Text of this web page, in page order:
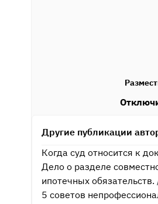
Другие публикации
Когда суд относится к
Дело о разделе
ипотечных обязательств.
5 советов